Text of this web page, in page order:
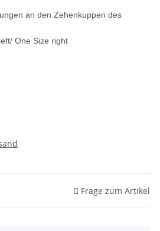
an den Zehenkuppen des
One Size right
Frage zum Artikel